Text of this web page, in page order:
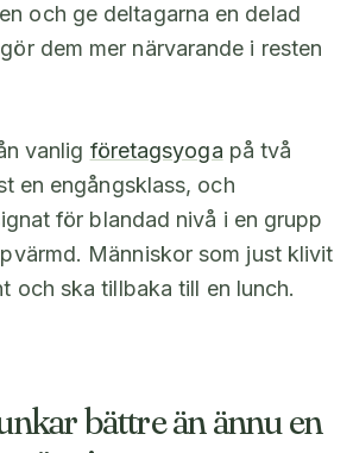
och ge deltagarna en delad
dem mer närvarande i resten
vanlig företagsyoga på två
en engångsklass, och
för blandad nivå i en grupp
Människor som just klivit
och ska tillbaka till en lunch.
bättre än ännu en